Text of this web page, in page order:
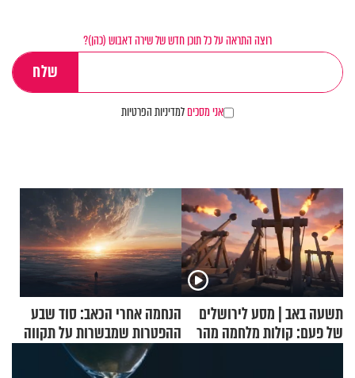
רוצה התראה על כל תוכן חדש של שירה דאבוש (כהן)?
אני מסכיםלמדיניות הפרטיות
תשעה באב | מסע לירושלים
של פעם: קולות מלחמה מהר
הנחמה אחרי הכאב: סוד שבע
ההפטרות שמבשרות על תקווה
וגאולה